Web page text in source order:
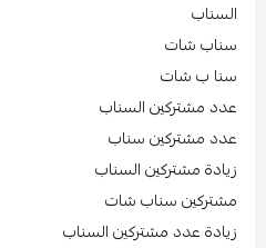
السناب
سناب شات
سنا ب شات
عدد مشتركين السناب
عدد مشتركين سناب
زيادة مشتركين السناب
مشتركين سناب شات
زيادة عدد مشتركين السناب